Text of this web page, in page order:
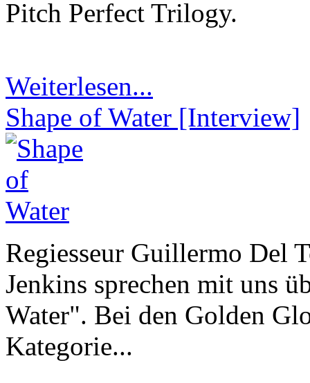
Pitch Perfect Trilogy.
Weiterlesen...
Shape of Water [Interview]
Regiesseur Guillermo Del
Jenkins sprechen mit uns
Water". Bei den Golden
Kategorie...